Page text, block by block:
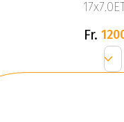
Fr.